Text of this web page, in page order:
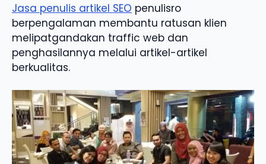
Jasa penulis artikel SEO penulisro
berpengalaman membantu ratusan klien
melipatgandakan traffic web dan
penghasilannya melalui artikel-artikel
berkualitas.